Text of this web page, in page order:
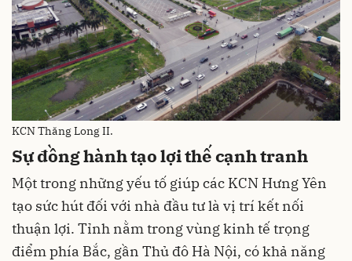
KCN Thăng Long II.
Sự đồng hành tạo lợi thế cạnh tranh
Một trong những yếu tố giúp các KCN Hưng Yên
tạo sức hút đối với nhà đầu tư là vị trí kết nối
thuận lợi. Tỉnh nằm trong vùng kinh tế trọng
điểm phía Bắc, gần Thủ đô Hà Nội, có khả năng